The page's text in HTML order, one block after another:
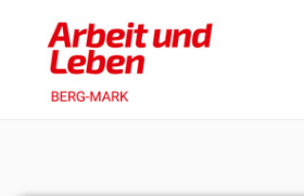
content